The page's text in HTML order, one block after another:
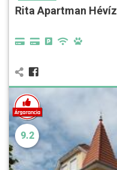
Rita Apartman Hévíz
9.2